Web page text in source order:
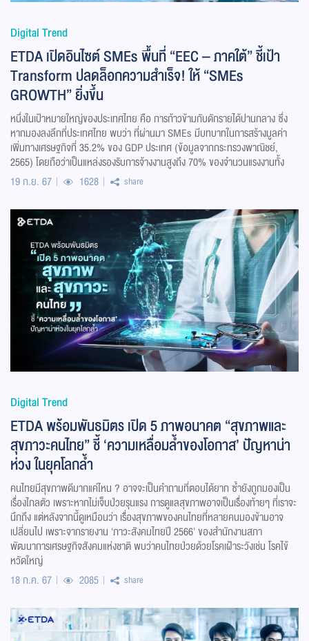
Digital Trend
ETDA เปิดอินไซต์ SMEs พื้นที่ “EEC – ภาคใต้” ชี้เป้า
Transform ปลดล็อกความสำเร็จ! ให้ “SMEs
GROWTH” ยิ่งขึ้น
หนึ่งในเป้าหมายใหญ่ของประเทศไทย คือ การก้าวข้ามกับดักรายได้ปานกลาง ซึ่ง
หากมองลงลึกที่ประเทศไทย พบว่า ที่ผ่านมา SMEs มีบทบาทในการสร้างมูลค่า
เพิ่มทางเศรษฐกิจที่ 35.2% ของ GDP ประเทศ (ข้อมูลจากกระทรวงพาณิชย์,
2565) โดยถือว่าเป็นแหล่งรองรับการจ้างงานสูงถึง 70% ของจำนวนแรงงานทั้ง
19 ก.ย. 67
1628 share
Digital Trend
ETDA พร้อมพันธมิตร เปิด 5 ภาพอนาคต “สุขภาพและ
สุขภาวะคนไทย” ชี้ ‘ความเหลื่อมล้ำของโอกาส’ ปัญหาน่า
ห่วง ในยุคโลกล้ำ
คนไทยมีสุขภาพดีมากแค่ไหน ? อาจจะเป็นคำถามที่ตอบได้ยาก ซ้ำยังถูกมองเป็น
เรื่องไกลตัว เพราะหากไม่เจ็บป่วยรุนแรง การดูแลสุขภาพอาจเป็นเรื่องท้ายๆ ที่เราจะ
นึกถึง แต่หลังจากนี้ดูเหมือนว่า เรื่องสุขภาพของคนไทยที่หลายคนมองข้ามอาจ
เปลี่ยนไป เพราะจากรายงาน ‘ภาวะสังคมไทยปี 2566’ ของสำนักงานสภา
พัฒนาการเศรษฐกิจสังคมแห่งชาติ พบว่าคนไทยป่วยด้วยโรคเฝ้าระวังเช่น โรคไข้
หวัดใหญ่
18 ก.ค. 67
2085 share